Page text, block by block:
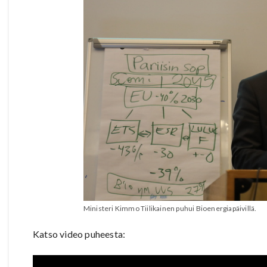
Ministeri Kimmo Tiilikainen puhui Bioenergiapäivillä.
Katso video puheesta: